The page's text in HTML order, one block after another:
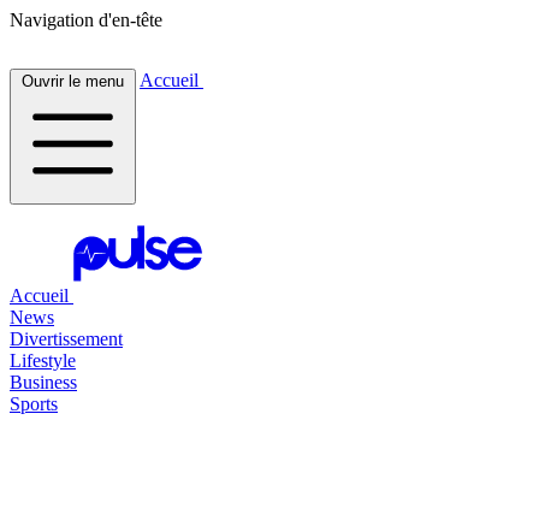
Navigation d'en-tête
Ouvrir le menu Accueil
Accueil
News
Divertissement
Lifestyle
Business
Sports